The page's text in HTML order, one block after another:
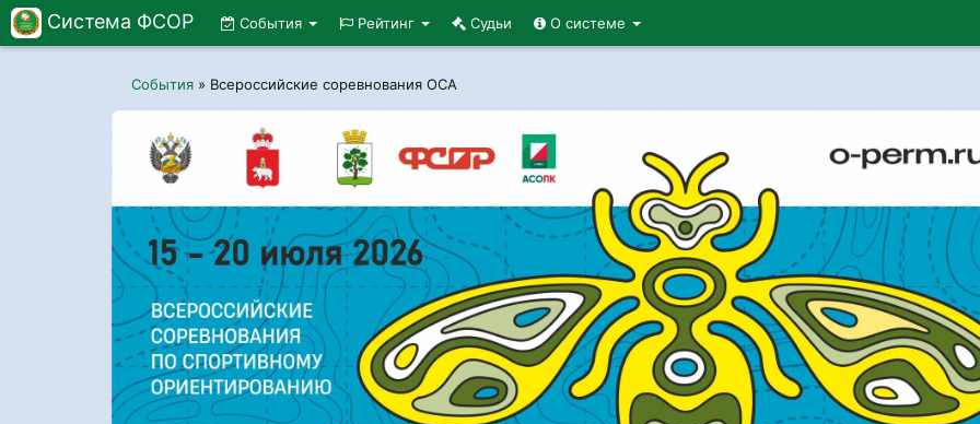
Система ФСОР События Рейтинг Судьи О системе
События » Всероссийские соревнования ОСА